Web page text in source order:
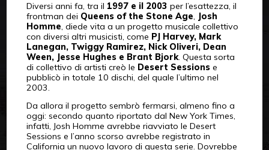
Diversi anni fa, tra il 1997 e il 2003 per l’esattezza, il
frontman dei Queens of the Stone Age,
Josh
Homme, diede vita a un progetto musicale collettivo
con diversi altri musicisti, come PJ Harvey, Mark
Lanegan, Twiggy Ramirez, Nick Oliveri, Dean
Ween, Jesse Hughes e Brant Bjork. Questa sorta
di collettivo di artisti creò le Desert Sessionse
pubblicò in totale 10 dischi, del quale l’ultimo nel
2003.
Da allora il progetto sembrò fermarsi, almeno fino a
oggi: secondo quanto riportato dal New York Times,
infatti, Josh Homme avrebbe riavviato le Desert
Sessions e l’anno scorso avrebbe registrato in
California un nuovo lavoro di questa serie. Dovrebbe